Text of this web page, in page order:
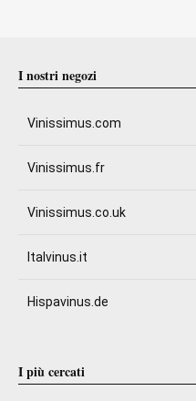
I nostri negozi
Vinissimus.com
Vinissimus.fr
Vinissimus.co.uk
Italvinus.it
Hispavinus.de
I più cercati